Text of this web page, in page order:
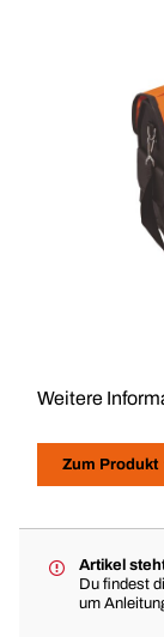
Weitere
Zum Produkt
Artikel
Du findest
um